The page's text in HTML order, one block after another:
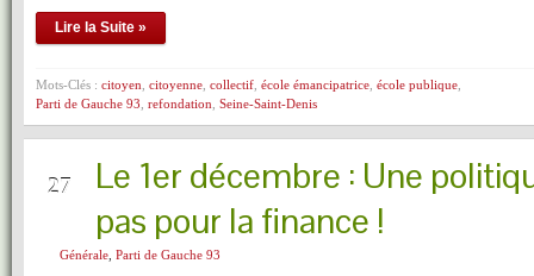
Lire la Suite »
Mots-Clés : citoyen citoyenne collectif école émancipatrice école publique
Parti de Gauche 93 refondation Seine-Saint-Denis
27
Le 1er décembre : Une
pas pour la finance !
Générale Parti de Gauche 93